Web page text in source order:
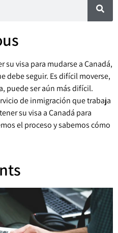
su visa para mudarse a Canadá,
debe seguir. Es difícil moverse,
puede ser aún más difícil.
de inmigración que trabaja
su visa a Canadá para
el proceso y sabemos cómo